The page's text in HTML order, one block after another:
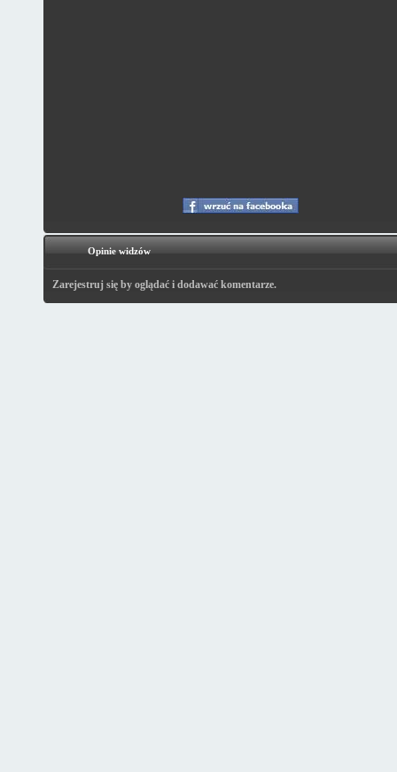
Opinie widzów
Zarejestruj się by oglądać i dodawać komentarze.